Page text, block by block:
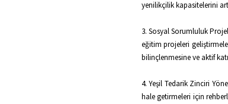
yenilikçilik kapasitelerini
3. Sosyal Sorumluluk
eğitim projeleri
bilinçlenmesine ve aktif
4. Yeşil Tedarik Zinciri
hale getirmeleri için